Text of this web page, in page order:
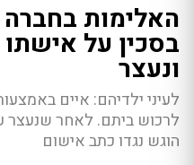
האלימות
בסכין על אישתו
ונעצר
לעיני ילדיהם: איים
לרכוש ביתם. לאחר שנעצר
הוגש נגדו כתב אישום